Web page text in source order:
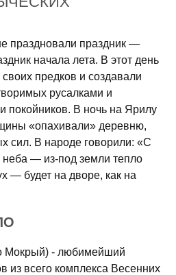
праздновали праздник —
начала лета. В этот день
предков и создавали
русалками и
покойников. В ночь на Ярилу
«опахивали» деревню,
сил. В народе говорили: «С
неба — из-под земли тепло
— будет на дворе, как на
Мокрый) - любимейший
из всего комплекса Весенних